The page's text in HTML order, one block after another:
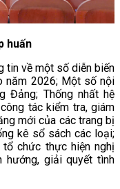
huấn
tin về một số diễn biến
năm 2026; Một số nội
Đảng; Thống nhất hệ
tác kiểm tra, giám
mới của các trang bị
kê sổ sách các loại;
chức thực hiện nghị
hướng, giải quyết tình